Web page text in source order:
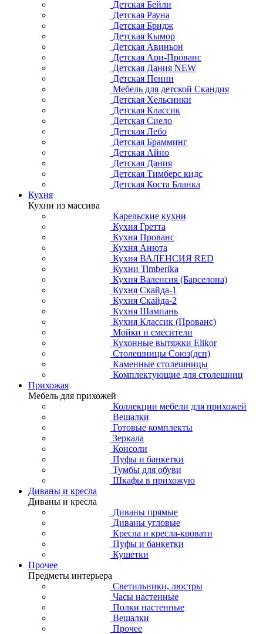
Детская Бейли
Детская Рауна
Детская Бридж
Детская Кымор
Детская Авиньон
Детская Ари-Прованс
Детская Дания NEW
Детская Пенни
Мебель для детской Скандия
Детская Хельсинки
Детская Классик
Детская Сиело
Детская Лебо
Детская Брамминг
Детская Айно
Детская Дания
Детская Тимберс кидс
Детская Коста Бланка
Кухня
Кухни из массива
Карельские кухни
Кухня Гретта
Кухня Прованс
Кухня Анюта
Кухня ВАЛЕНСИЯ RED
Кухни Timberika
Кухня Валенсия (Барселона)
Кухня Скайда-1
Кухня Скайда-2
Кухня Шампань
Кухня Классик (Прованс)
Мойки и смесители
Кухонные вытяжки Elikor
Столешницы Союз(дсп)
Каменные столешницы
Комплектующие для столешниц
Прихожая
Мебель для прихожей
Коллекции мебели для прихожей
Вешалки
Готовые комплекты
Зеркала
Консоли
Пуфы и банкетки
Тумбы для обуви
Шкафы в прихожую
Диваны и кресла
Диваны и кресла
Диваны прямые
Диваны угловые
Кресла и кресла-кровати
Пуфы и банкетки
Кушетки
Прочее
Предметы интерьера
Светильники, люстры
Часы настенные
Полки настенные
Вешалки
Прочее